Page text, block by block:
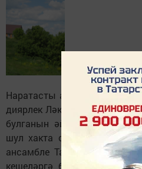
Наратасты авылы
диярлек Ләке белән ике
булганын әйтү дә урынлы
шул хакта сөйли. Ләкенең
ансамбле Татый түтигә
кешеләргә бүләк итеп, үз